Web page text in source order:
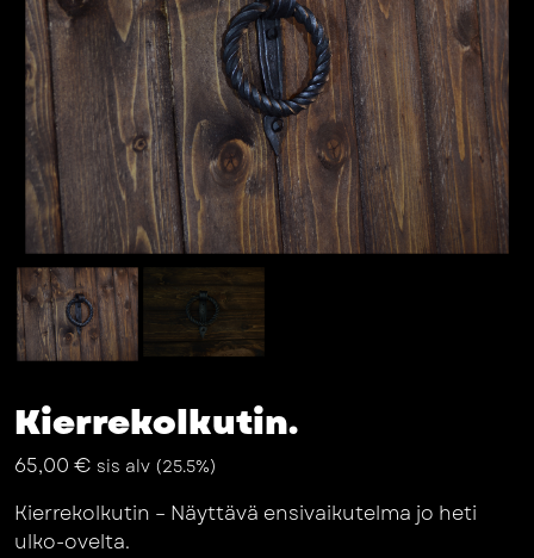
Kierrekolkutin.
65,00 € sis alv (25.5%)
Kierrekolkutin – Näyttävä ensivaikutelma jo heti
ulko-ovelta.